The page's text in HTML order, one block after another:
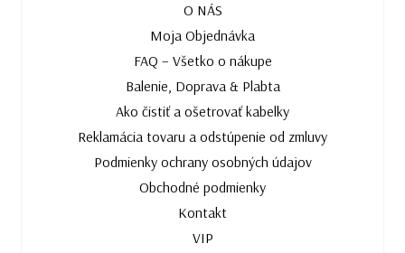
O NÁS
Moja Objednávka
FAQ – Všetko o nákupe
Balenie, Doprava & Plabta
Ako čistiť a ošetrovať kabelky
Reklamácia tovaru a odstúpenie od zmluvy
Podmienky ochrany osobných údajov
Obchodné podmienky
Kontakt
VIP